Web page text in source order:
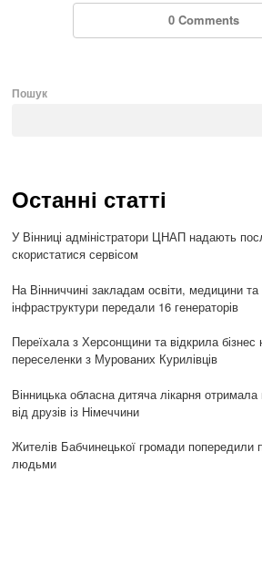
0 Comments
Пошук
Останні статті
У Вінниці адміністратори ЦНАП надають
скористатися сервісом
На Вінниччині закладам освіти, медицини та
інфраструктури передали 16 генераторів
Переїхала з Херсонщини та відкрила бізнес
переселенки з Мурованих Курилівців
Вінницька обласна дитяча лікарня
від друзів із Німеччини
Жителів Бабчинецької громади попередили
людьми